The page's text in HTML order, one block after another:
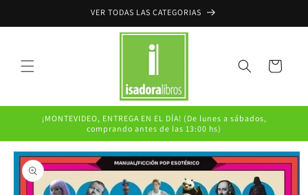
al contenido
VER TODAS LAS CATEGORIAS
Carrito
¡MONTEVIDEO, ENTREGA EN EL DÍA! (De lunes a sábados,
comprando antes de las 13:00 hs)
directamente
a la
información
del producto